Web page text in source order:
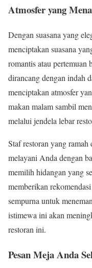
Atmosfer yang
Dengan suasana yang
menciptakan suasana
romantis atau pertemuan
dirancang dengan indah
menciptakan atmosfer
makan malam sambil
melalui jendela lebar
Staf restoran yang
melayani Anda dengan
memilih hidangan yang
memberikan
sempurna untuk
istimewa ini akan
restoran ini.
Pesan Meja Anda